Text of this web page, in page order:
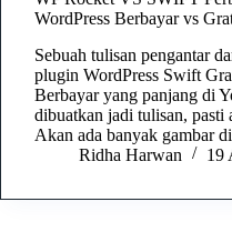
WordPress Berbayar vs
Sebuah tulisan pengantar
plugin WordPress Swift
Berbayar yang panjang di
dibuatkan jadi tulisan, pasti
Akan ada banyak gambar
Ridha Harwan
19